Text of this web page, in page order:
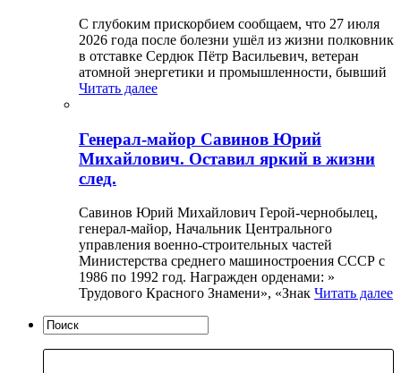
С глубоким прискорбием сообщаем, что 27 июля
2026 года после болезни ушёл из жизни полковник
в отставке Сердюк Пётр Васильевич, ветеран
атомной энергетики и промышленности, бывший
Читать далее
Генерал-майор Савинов Юрий
Михайлович. Оставил яркий в жизни
след.
Савинов Юрий Михайлович Герой-чернобылец,
генерал-майор, Начальник Центрального
управления военно-строительных частей
Министерства среднего машиностроения СССР с
1986 по 1992 год. Награжден орденами: »
Трудового Красного Знамени», «Знак Читать далее